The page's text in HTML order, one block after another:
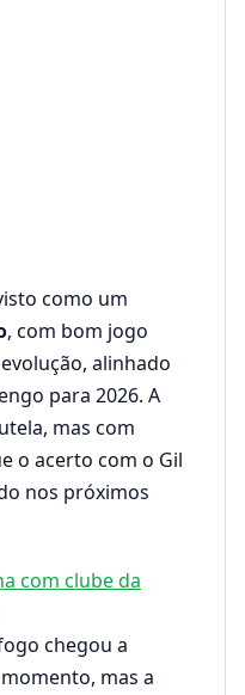
como um
, com bom jogo
alinhado
para 2026. A
mas com
o acerto com o Gil
nos próximos
com clube da
chegou a
mas a